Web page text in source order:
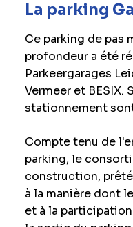
La parking
Ce parking de pas
profondeur a été
Parkeergarages
Vermeer et BESIX.
stationnement
Compte tenu de
parking, le
construction,
à la manière dont
et à la